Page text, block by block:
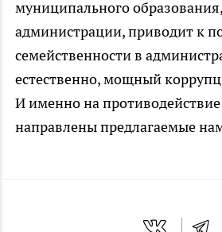
муниципального
администрации, приводит к
семейственности в
естественно, мощный
И именно на
направлены предлагаемые